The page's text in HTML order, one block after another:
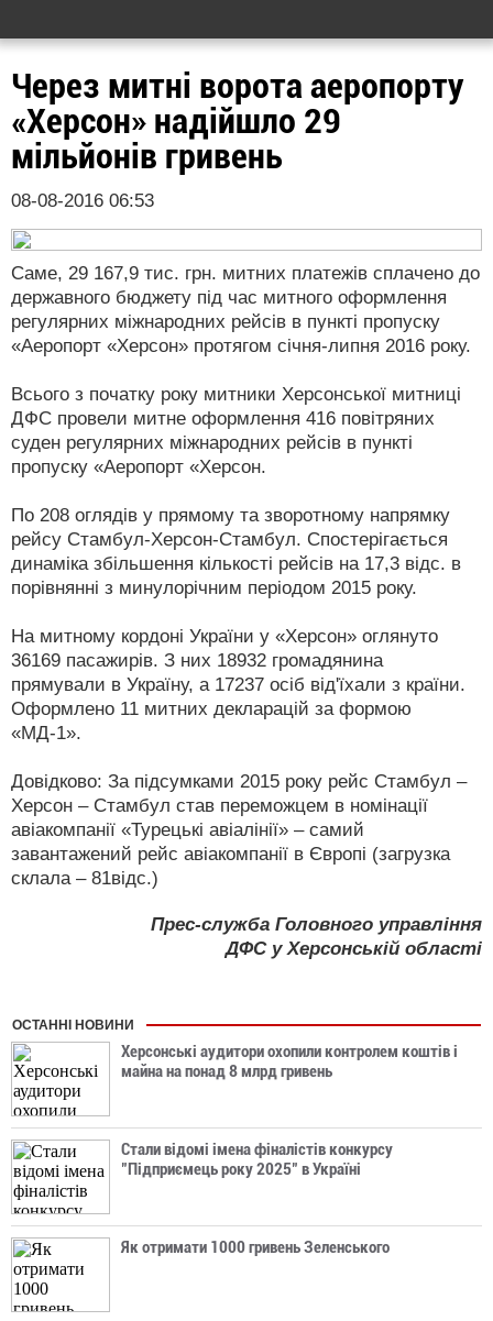
Через митні ворота аеропорту
«Херсон» надійшло 29
мільйонів гривень
08-08-2016 06:53
Саме, 29 167,9 тис. грн. митних платежів сплачено до
державного бюджету під час митного оформлення
регулярних міжнародних рейсів в пункті пропуску
«Аеропорт «Херсон» протягом січня-липня 2016 року.
Всього з початку року митники Херсонської митниці
ДФС провели митне оформлення 416 повітряних
суден регулярних міжнародних рейсів в пункті
пропуску «Аеропорт «Херсон.
По 208 оглядів у прямому та зворотному напрямку
рейсу Стамбул-Херсон-Стамбул. Спостерігається
динаміка збільшення кількості рейсів на 17,3 відс. в
порівнянні з минулорічним періодом 2015 року.
На митному кордоні України у «Херсон» оглянуто
36169 пасажирів. З них 18932 громадянина
прямували в Україну, а 17237 осіб від'їхали з країни.
Оформлено 11 митних декларацій за формою
«МД-1».
Довідково: За підсумками 2015 року рейс Стамбул –
Херсон – Стамбул став переможцем в номінації
авіакомпанії «Турецькі авіалінії» – самий
завантажений рейс авіакомпанії в Європі (загрузка
склала – 81відс.)
Прес-служба Головного управління
ДФС у Херсонській області
ОСТАННІ НОВИНИ
Херсонські аудитори охопили контролем коштів і
майна на понад 8 млрд гривень
Стали відомі імена фіналістів конкурсу
"Підприємець року 2025" в Україні
Як отримати 1000 гривень Зеленського